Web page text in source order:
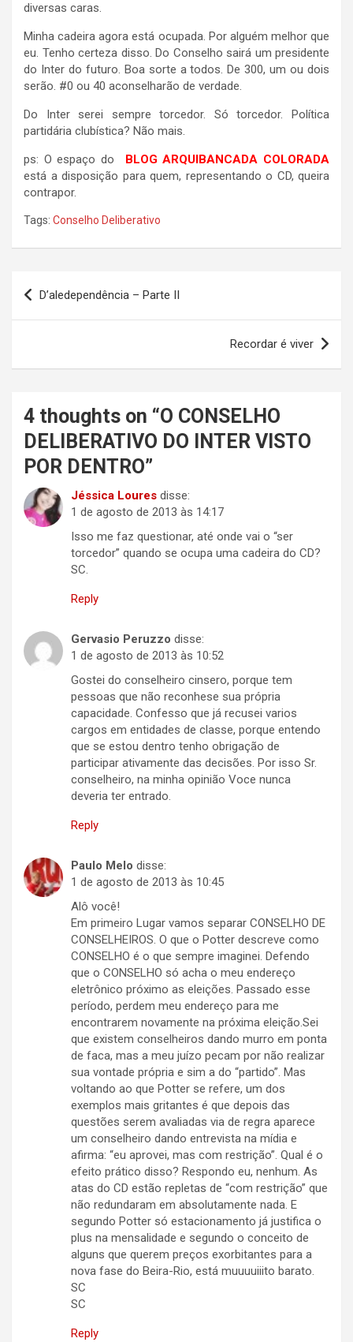
diversas caras.
Minha cadeira agora está ocupada. Por alguém melhor que
eu. Tenho certeza disso. Do Conselho sairá um presidente
do Inter do futuro. Boa sorte a todos. De 300, um ou dois
serão. #0 ou 40 aconselharão de verdade.
Do Inter serei sempre torcedor. Só torcedor. Política
partidária clubística? Não mais.
ps: O espaço do BLOG ARQUIBANCADA COLORADA
está a disposição para quem, representando o CD, queira
contrapor.
Tags: Conselho Deliberativo
Navegação
de
D’aledependência – Parte II
Recordar é viver
4 thoughts on “O CONSELHO
DELIBERATIVO DO INTER VISTO
POR DENTRO”
Jéssica Loures disse:
1 de agosto de 2013 às 14:17
Isso me faz questionar, até onde vai o “ser
torcedor” quando se ocupa uma cadeira do CD?
SC.
Reply
Gervasio Peruzzo disse:
1 de agosto de 2013 às 10:52
Gostei do conselheiro cinsero, porque tem
pessoas que não reconhese sua própria
capacidade. Confesso que já recusei varios
cargos em entidades de classe, porque entendo
que se estou dentro tenho obrigação de
participar ativamente das decisões. Por isso Sr.
conselheiro, na minha opinião Voce nunca
deveria ter entrado.
Reply
Paulo Melo disse:
1 de agosto de 2013 às 10:45
Alô você!
Em primeiro Lugar vamos separar CONSELHO DE
CONSELHEIROS. O que o Potter descreve como
CONSELHO é o que sempre imaginei. Defendo
que o CONSELHO só acha o meu endereço
eletrônico próximo as eleições. Passado esse
período, perdem meu endereço para me
encontrarem novamente na próxima eleição.Sei
que existem conselheiros dando murro em ponta
de faca, mas a meu juízo pecam por não realizar
sua vontade própria e sim a do “partido”. Mas
voltando ao que Potter se refere, um dos
exemplos mais gritantes é que depois das
questões serem avaliadas via de regra aparece
um conselheiro dando entrevista na mídia e
afirma: “eu aprovei, mas com restrição”. Qual é o
efeito prático disso? Respondo eu, nenhum. As
atas do CD estão repletas de “com restrição” que
não redundaram em absolutamente nada. E
segundo Potter só estacionamento já justifica o
plus na mensalidade e segundo o conceito de
alguns que querem preços exorbitantes para a
nova fase do Beira-Rio, está muuuuiiito barato.
SC
SC
Reply